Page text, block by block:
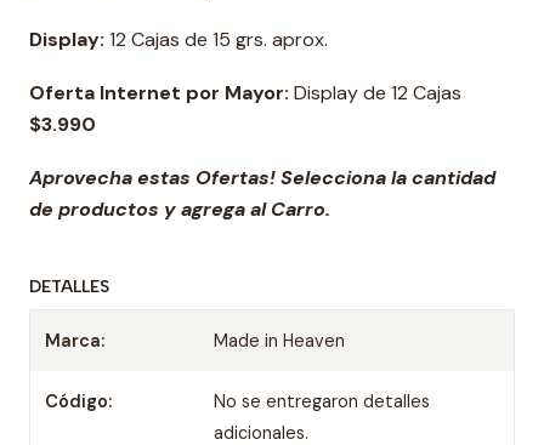
Display: 12 Cajas de 15 grs. aprox.
Oferta Internet por Mayor: Display de 12 Cajas
$3.990
Aprovecha estas Ofertas! Selecciona la cantidad
de productos y agrega al Carro.
DETALLES
Marca: Made in Heaven
Código:
No se entregaron detalles
adicionales.